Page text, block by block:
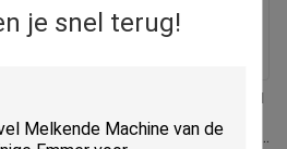
je snel terug!
systeem met ACR automatische
melkgereedschap verwijderaar en